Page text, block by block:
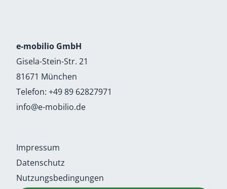
e-mobilio GmbH
Gisela-Stein-Str. 21
81671 München
Telefon: +49 89 62827971
info@e-mobilio.de
Impressum
Datenschutz
Nutzungsbedingungen